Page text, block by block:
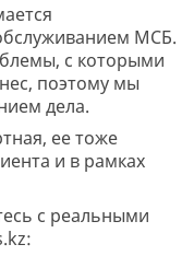
МСБ.
с которыми
поэтому мы
дела.
ее тоже
и в рамках
с реальными